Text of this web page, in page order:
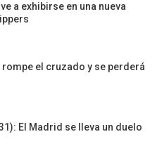
a exhibirse en una nueva
el cruzado y se perderá
El Madrid se lleva un duelo